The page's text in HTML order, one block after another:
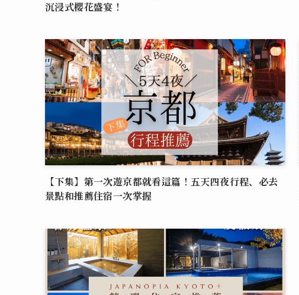
沉浸式櫻花盛宴！
【下集】第一次遊京都就看這篇！五天四夜行程、必去
景點和推薦住宿一次掌握